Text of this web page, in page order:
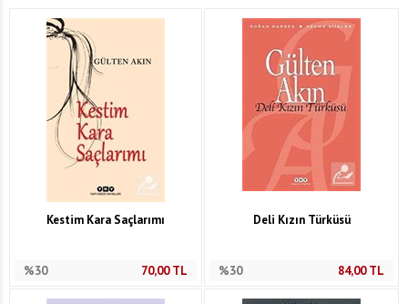
Kestim Kara Saçlarımı
%30 70,00TL
Deli Kızın Türküsü
%30 84,00TL